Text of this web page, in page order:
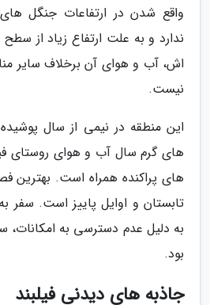
واقع شدن در ارتفاعات جنگل
ندارد و به علت ارتفاع زیاد از
اش، آب و هوای آن برخلاف سایر
نیست.
این منطقه در نیمی از سال
های گرم سال آب و هوای روستای
های پراکنده همراه است. بهترین
تابستان و اوایل پاییز است. سفر
به دلیل عدم دسترسی به
بود.
جاذبه های دیدنی فیلبند